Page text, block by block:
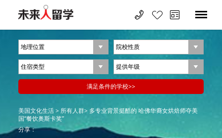
美国文化生活 > 所有人群> 多专业背景挺酷的 哈佛华裔女烘焙师夺美
国“餐饮奥斯卡奖”
分享：